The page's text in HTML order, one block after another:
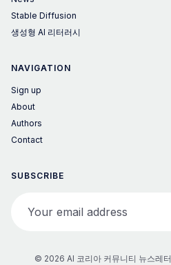
Stable Diffusion
생성형 AI 리터러시
NAVIGATION
Sign up
About
Authors
Contact
SUBSCRIBE
© 2026 AI 코리아 커뮤니티 뉴스레